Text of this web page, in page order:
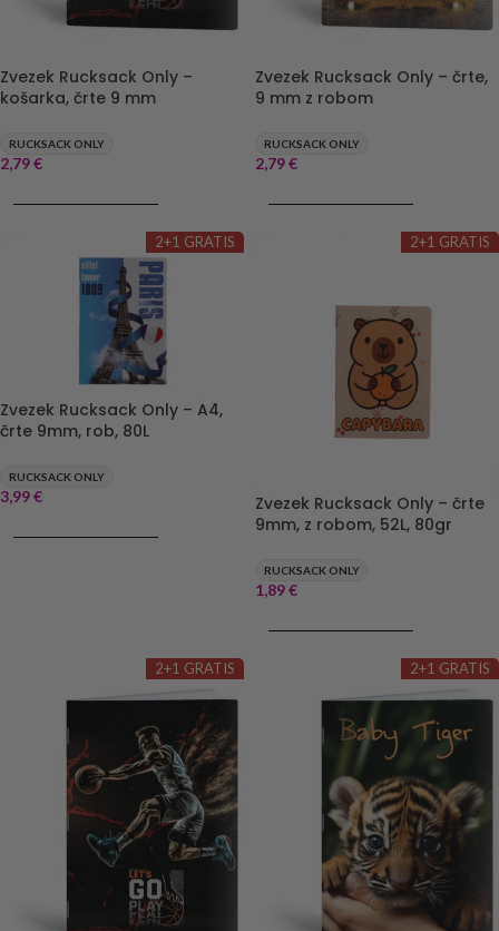
Zvezek Rucksack Only –
košarka, črte 9 mm
RUCKSACK ONLY
2,79€
Zvezek Rucksack Only – črte,
9 mm z robom
RUCKSACK ONLY
2,79€
2+1 GRATIS
Zvezek Rucksack Only – A4,
črte 9mm, rob, 80L
RUCKSACK ONLY
3,99€
2+1 GRATIS
Zvezek Rucksack Only – črte
9mm, z robom, 52L, 80gr
RUCKSACK ONLY
1,89€
2+1 GRATIS 2+1 GRATIS